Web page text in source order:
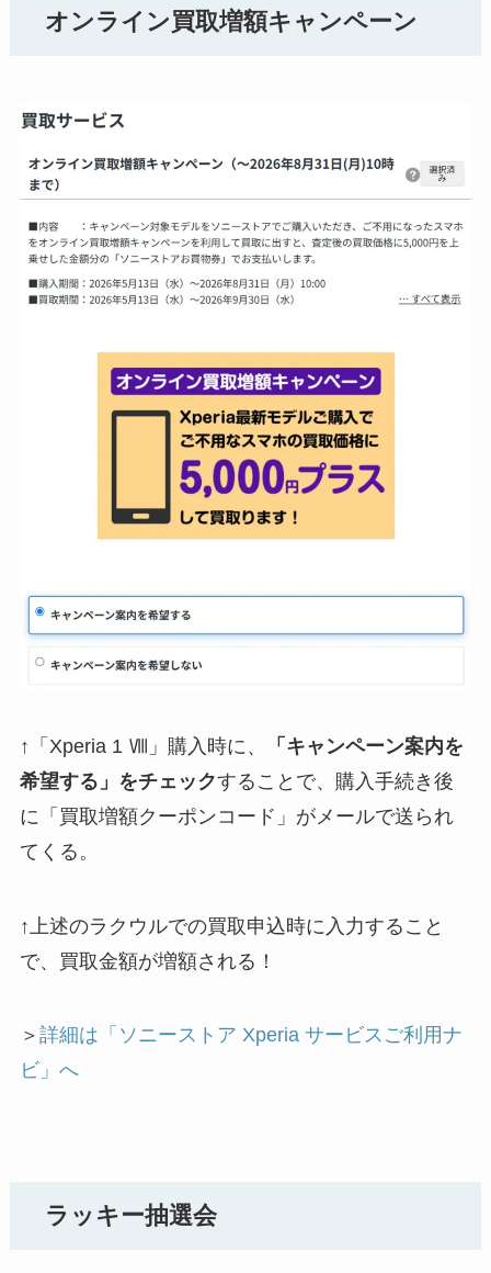
オンライン買取増額キャンペーン
↑「Xperia 1 Ⅷ」購入時に、
「キャンペーン案内を
希望する」をチェックすることで、購入手続き後
に「買取増額クーポンコード」がメールで送られ
てくる。
↑上述のラクウルでの買取申込時に入力すること
で、買取金額が増額される！
＞ 詳細は「ソニーストア Xperia サービスご利用ナ
ビ」へ
ラッキー抽選会